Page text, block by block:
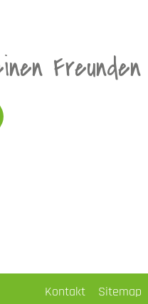
Freunden
Kontakt Sitemap